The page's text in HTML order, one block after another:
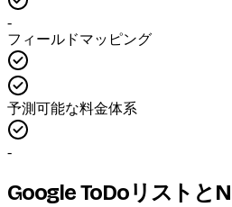
-
フィールドマッピング
予測可能な料金体系
-
Google ToDoリストと